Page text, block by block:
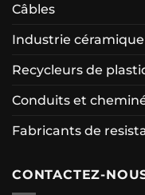
Câbles
Industrie céramique
Recycleurs de
Conduits et
Fabricants de
CONTACTEZ-